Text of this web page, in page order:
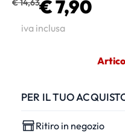
€ 14,63€ 7,90
iva inclusa
PER IL TUO
Ritiro in negozio